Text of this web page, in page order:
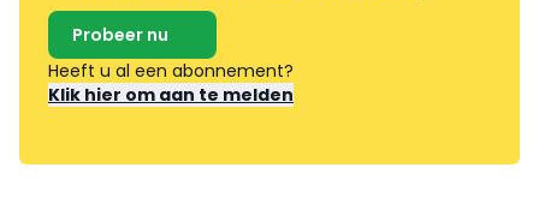
Probeer nu
Heeft u al een abonnement?
Klik hier om aan te melden